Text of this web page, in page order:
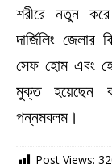
শরীরে নতুন
দার্জিলিং
সেফ হোম এবং
মুক্ত হয়েছেন
পন্নমবলম।
Post Views: